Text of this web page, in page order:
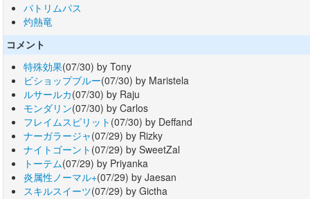
パトリムパス
灼熱竜
コメント
特殊効果(07/30) by Tony
ビショップブルー(07/30) by Maristela
ルサールカ(07/30) by Raju
モンダリン(07/30) by Carlos
フレイムスピリット (07/30) by Deffand
ナーガラージャ(07/29) by Rizky
ナイトゴーント (07/29) by SweetZal
トーテム(07/29) by Priyanka
炎属性ノーマル+(07/29) by Jaesan
スキルスイーツ(07/29) by Gictha